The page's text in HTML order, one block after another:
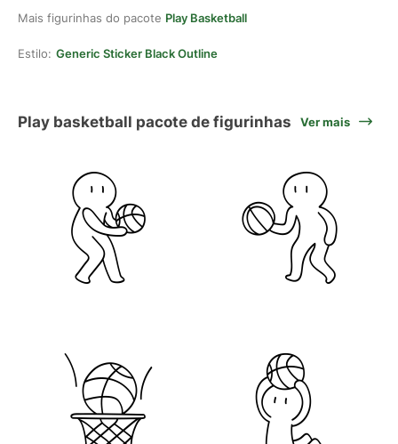
Mais figurinhas do pacote Play Basketball
Estilo: Generic Sticker Black Outline
Play basketball pacote de figurinhas Ver mais